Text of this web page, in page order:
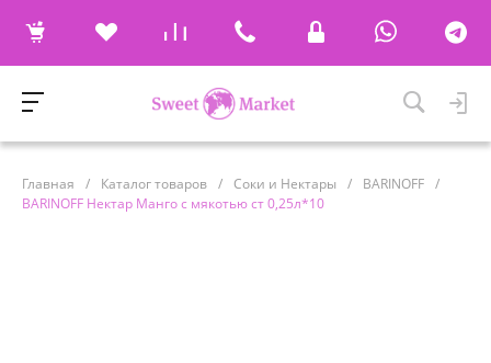
Главная / Каталог товаров / Соки и Нектары / BARINOFF /
BARINOFF Нектар Манго с мякотью ст 0,25л*10